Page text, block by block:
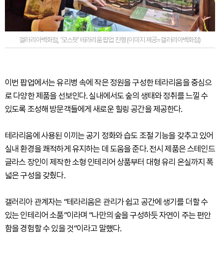
갤러리아백화점, ‘모스팟’ 테라리움 팝업 진행 (이미지 제공=갤러리아백화점)
이번 팝업에서는 유리병 속에 작은 정원을 구성한 테라리움을 중심으
로 다양한 제품을 선보인다. 실내에서도 숲의 생태와 정취를 느낄 수
있도록 조성해 방문객들에게 새로운 힐링 공간을 제공한다.
테라리움에 사용된 이끼는 공기 정화와 습도 조절 기능을 갖추고 있어
실내 환경을 쾌적하게 유지하는 데 도움을 준다. 전시 제품은 스테인드
글라스 장인이 제작한 소형 인테리어 상품부터 대형 유리 온실까지 폭
넓은 구성을 갖췄다.
갤러리아 관계자는 “테라리움은 관리가 쉽고 공간에 생기를 더할 수
있는 인테리어 소품”이라며 “나만의 숲을 구성하듯 자연이 주는 편안
함을 경험할 수 있을 것”이라고 말했다.